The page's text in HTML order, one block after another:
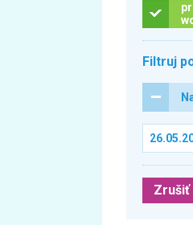
Filtruj
Zrušiť